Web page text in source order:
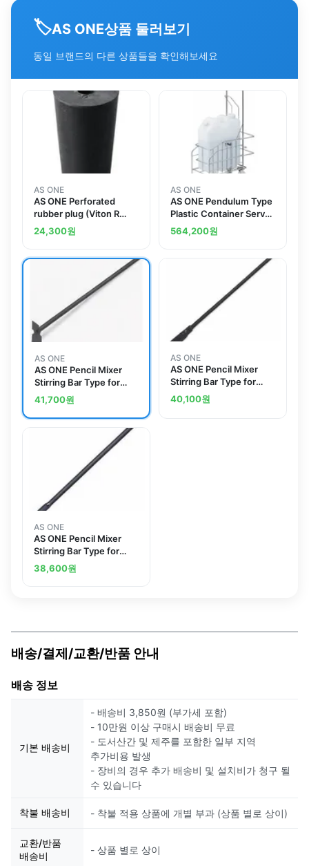
🏷️AS ONE상품 둘러보기
동일 브랜드의 다른 상품들을 확인해보세요
AS ONE
AS ONE Perforated
rubber plug (Viton R
Stopper) No. 1and
others
24,300원
AS ONE
AS ONE Pendulum Type
Plastic Container Server
Made Of Steeland
others
564,200원
AS ONE
AS ONE Pencil Mixer
Stirring Bar Type for
Replacement
41,700원
AS ONE
AS ONE Pencil Mixer
Stirring Bar Type for
Replacement
40,100원
AS ONE
AS ONE Pencil Mixer
Stirring Bar Type for
Replacement
38,600원
배송/결제/교환/반품 안내
배송 정보
기본 배송비
- 배송비 3,850원 (부가세 포함)
- 10만원 이상 구매시 배송비 무료
- 도서산간 및 제주를 포함한 일부 지역
추가비용 발생
- 장비의 경우 추가 배송비 및 설치비가 청구 될
수 있습니다
착불 배송비 - 착불 적용 상품에 개별 부과 (상품 별로 상이)
교환/반품
배송비
- 상품 별로 상이